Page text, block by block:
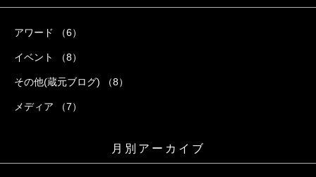
アワード （6）
イベント （8）
その他(蔵元ブログ) （8）
メディア （7）
月別アーカイブ